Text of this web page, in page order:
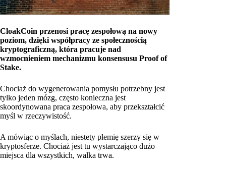
CloakCoin przenosi pracę zespołową na nowy
poziom, dzięki współpracy ze społecznością
kryptograficzną, która pracuje nad
wzmocnieniem mechanizmu konsensusu Proof of
Stake.
Chociaż do wygenerowania pomysłu potrzebny jest
tylko jeden mózg, często konieczna jest
skoordynowana praca zespołowa, aby przekształcić
myśl w rzeczywistość.
A mówiąc o myślach, niestety plemię szerzy się w
kryptosferze. Chociaż jest tu wystarczająco dużo
miejsca dla wszystkich, walka trwa.